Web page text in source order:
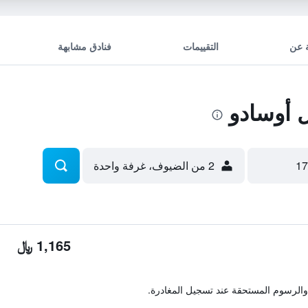
عن التقييمات فنادق مشابهة
2 من الضيوف، غرفة واحدة
1,165 ﷼
المستحقة عند تسجيل المغادرة.